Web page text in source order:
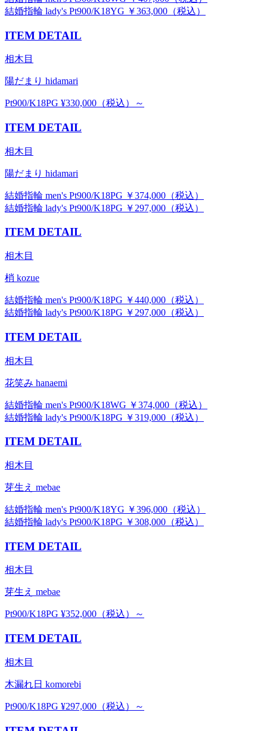
結婚指輪 lady's Pt900/K18YG ￥363,000（税込）
ITEM DETAIL
相木目
陽だまり hidamari
Pt900/K18PG ¥330,000（税込）～
ITEM DETAIL
相木目
陽だまり hidamari
結婚指輪 men's Pt900/K18PG ￥374,000（税込）
結婚指輪 lady's Pt900/K18PG ￥297,000（税込）
ITEM DETAIL
相木目
梢 kozue
結婚指輪 men's Pt900/K18PG ￥440,000（税込）
結婚指輪 lady's Pt900/K18PG ￥297,000（税込）
ITEM DETAIL
相木目
花笑み hanaemi
結婚指輪 men's Pt900/K18WG ￥374,000（税込）
結婚指輪 lady's Pt900/K18PG ￥319,000（税込）
ITEM DETAIL
相木目
芽生え mebae
結婚指輪 men's Pt900/K18YG ￥396,000（税込）
結婚指輪 lady's Pt900/K18PG ￥308,000（税込）
ITEM DETAIL
相木目
芽生え mebae
Pt900/K18PG ¥352,000（税込）～
ITEM DETAIL
相木目
木漏れ日 komorebi
Pt900/K18PG ¥297,000（税込）～